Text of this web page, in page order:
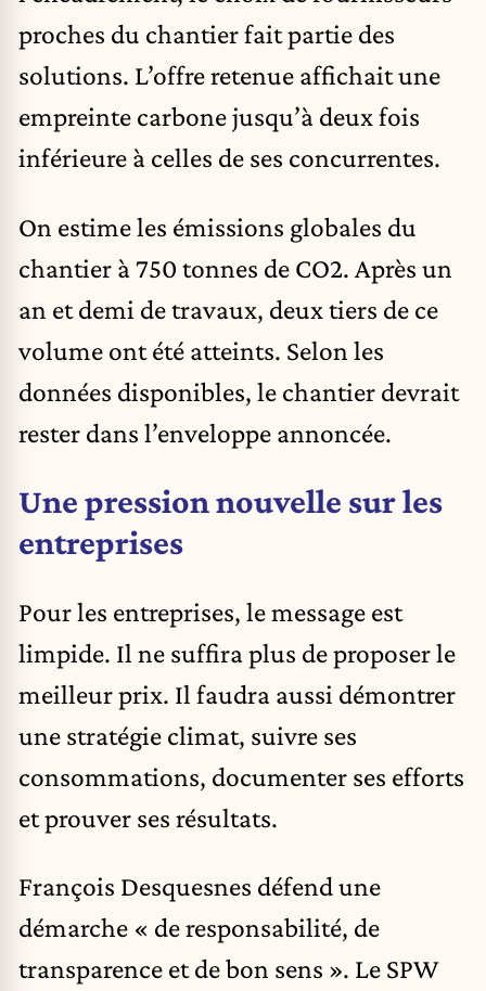
proches du chantier fait partie des
solutions. L’offre retenue affichait une
empreinte carbone jusqu’à deux fois
inférieure à celles de ses concurrentes.
On estime les émissions globales du
chantier à 750 tonnes de CO2. Après un
an et demi de travaux, deux tiers de ce
volume ont été atteints. Selon les
données disponibles, le chantier devrait
rester dans l’enveloppe annoncée.
Une pression nouvelle sur les
entreprises
Pour les entreprises, le message est
limpide. Il ne suffira plus de proposer le
meilleur prix. Il faudra aussi démontrer
une stratégie climat, suivre ses
consommations, documenter ses efforts
et prouver ses résultats.
François Desquesnes défend une
démarche « de responsabilité, de
transparence et de bon sens ». Le SPW